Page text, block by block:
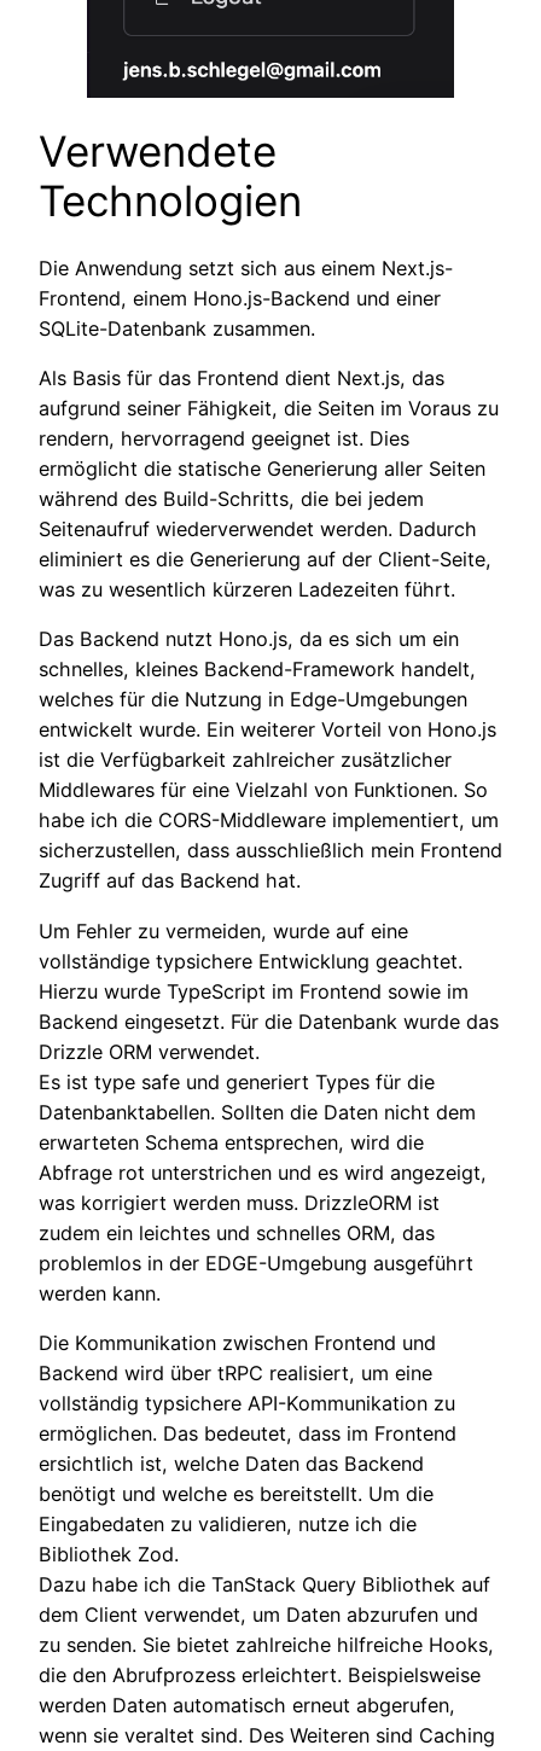
Verwendete
Technologien
Die Anwendung setzt sich aus einem Next.js-
Frontend, einem Hono.js-Backend und einer
SQLite-Datenbank zusammen.
Als Basis für das Frontend dient Next.js, das
aufgrund seiner Fähigkeit, die Seiten im Voraus zu
rendern, hervorragend geeignet ist. Dies
ermöglicht die statische Generierung aller Seiten
während des Build-Schritts, die bei jedem
Seitenaufruf wiederverwendet werden. Dadurch
eliminiert es die Generierung auf der Client-Seite,
was zu wesentlich kürzeren Ladezeiten führt.
Das Backend nutzt Hono.js, da es sich um ein
schnelles, kleines Backend-Framework handelt,
welches für die Nutzung in Edge-Umgebungen
entwickelt wurde. Ein weiterer Vorteil von Hono.js
ist die Verfügbarkeit zahlreicher zusätzlicher
Middlewares für eine Vielzahl von Funktionen. So
habe ich die CORS-Middleware implementiert, um
sicherzustellen, dass ausschließlich mein Frontend
Zugriff auf das Backend hat.
Um Fehler zu vermeiden, wurde auf eine
vollständige typsichere Entwicklung geachtet.
Hierzu wurde TypeScript im Frontend sowie im
Backend eingesetzt. Für die Datenbank wurde das
Drizzle ORM verwendet.
Es ist type safe und generiert Types für die
Datenbanktabellen. Sollten die Daten nicht dem
erwarteten Schema entsprechen, wird die
Abfrage rot unterstrichen und es wird angezeigt,
was korrigiert werden muss. DrizzleORM ist
zudem ein leichtes und schnelles ORM, das
problemlos in der EDGE-Umgebung ausgeführt
werden kann.
Die Kommunikation zwischen Frontend und
Backend wird über tRPC realisiert, um eine
vollständig typsichere API-Kommunikation zu
ermöglichen. Das bedeutet, dass im Frontend
ersichtlich ist, welche Daten das Backend
benötigt und welche es bereitstellt. Um die
Eingabedaten zu validieren, nutze ich die
Bibliothek Zod.
Dazu habe ich die TanStack Query Bibliothek auf
dem Client verwendet, um Daten abzurufen und
zu senden. Sie bietet zahlreiche hilfreiche Hooks,
die den Abrufprozess erleichtert. Beispielsweise
werden Daten automatisch erneut abgerufen,
wenn sie veraltet sind. Des Weiteren sind Caching